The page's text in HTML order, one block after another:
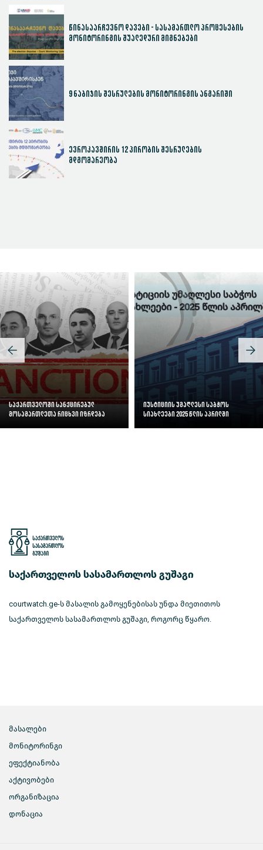
წინასაარჩევნო დავები - სასამართლო პროცესების
მონიტორინგის შუალედური მიგნებები
9 ნაბიჯის შესრულების მონიტორინგის ანგარიში
ევროკავშირის 12 პირობის შესრულების
მდგომარეობა
საქართველოში სანქცირებულ
მოსამართლეთა რიცხვი იზრდება
იუსტიციის უმაღლესი საბჭოს
სიახლეები 2025 წლის აპრილში
საქართველოს სასამართლოს გუშაგი
courtwatch.ge-ს მასალის გამოყენებისას უნდა მიეთითოს
საქართველოს სასამართლოს გუშაგი, როგორც წყარო.
მასალები
მონიტორინგი
ეფექტიანობა
აქტივობები
ორგანიზაცია
დონაცია